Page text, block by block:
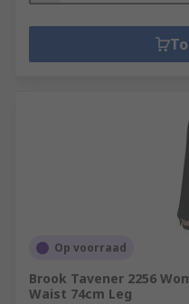
Op voorraad
Brook Tavener 2256
Waist 74cm Leg